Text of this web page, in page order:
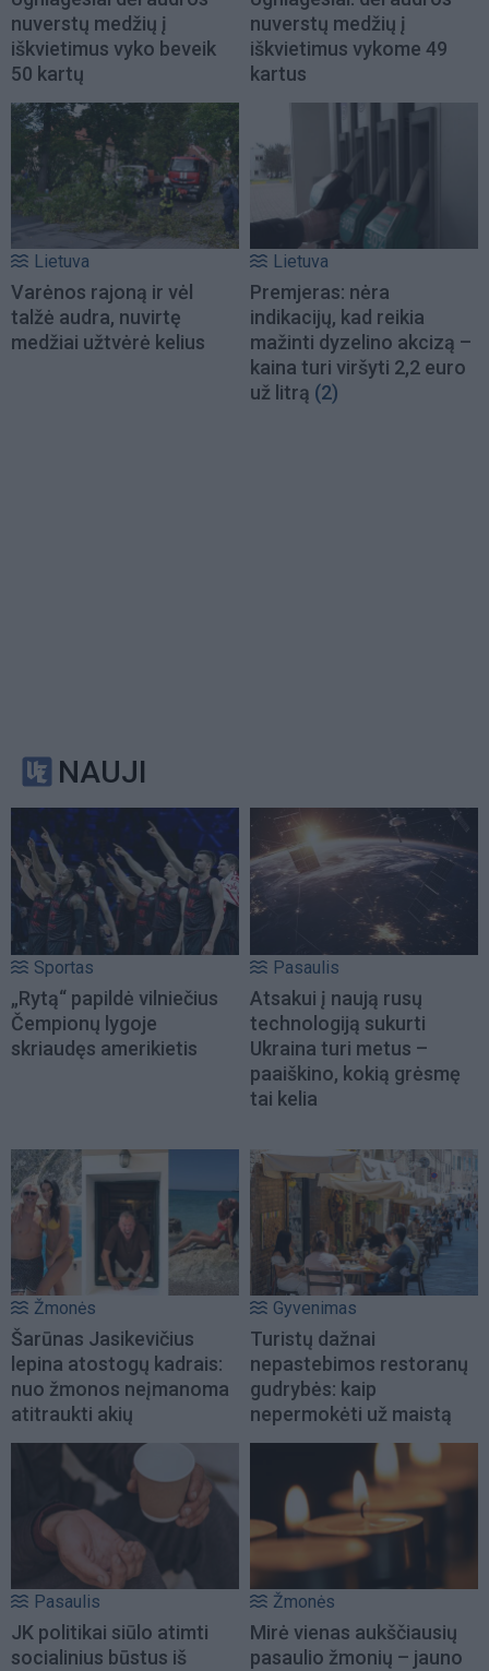
nuverstų medžių į
iškvietimus vyko beveik
50 kartų
nuverstų medžių į
iškvietimus vykome 49
kartus
Lietuva
Varėnos rajoną ir vėl
talžė audra, nuvirtę
medžiai užtvėrė kelius
Lietuva
Premjeras: nėra
indikacijų, kad reikia
mažinti dyzelino akcizą –
kaina turi viršyti 2,2 euro
už litrą (2)
NAUJI
Sportas
„Rytą“ papildė vilniečius
Čempionų lygoje
skriaudęs amerikietis
Pasaulis
Atsakui į naują rusų
technologiją sukurti
Ukraina turi metus –
paaiškino, kokią grėsmę
tai kelia
Žmonės
Šarūnas Jasikevičius
lepina atostogų kadrais:
nuo žmonos neįmanoma
atitraukti akių
Gyvenimas
Turistų dažnai
nepastebimos restoranų
gudrybės: kaip
nepermokėti už maistą
Pasaulis
JK politikai siūlo atimti
socialinius būstus iš
Žmonės
Mirė vienas aukščiausių
pasaulio žmonių – jauno